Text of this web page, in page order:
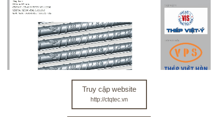
Truy cập website
http://ctqtec.vn